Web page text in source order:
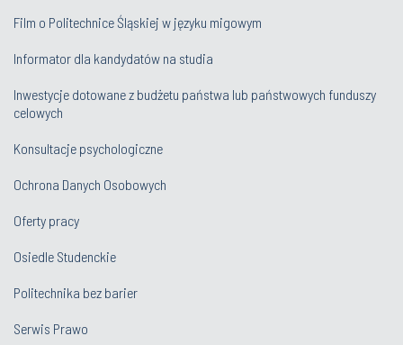
Film o Politechnice Śląskiej w języku migowym
Informator dla kandydatów na studia
Inwestycje dotowane z budżetu państwa lub państwowych funduszy
celowych
Konsultacje psychologiczne
Ochrona Danych Osobowych
Oferty pracy
Osiedle Studenckie
Politechnika bez barier
Serwis Prawo